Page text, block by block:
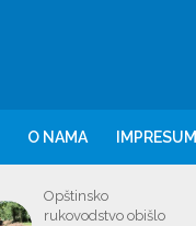
O NAMA IMPRESUM
Opštinsko
rukovodstvo obišlo